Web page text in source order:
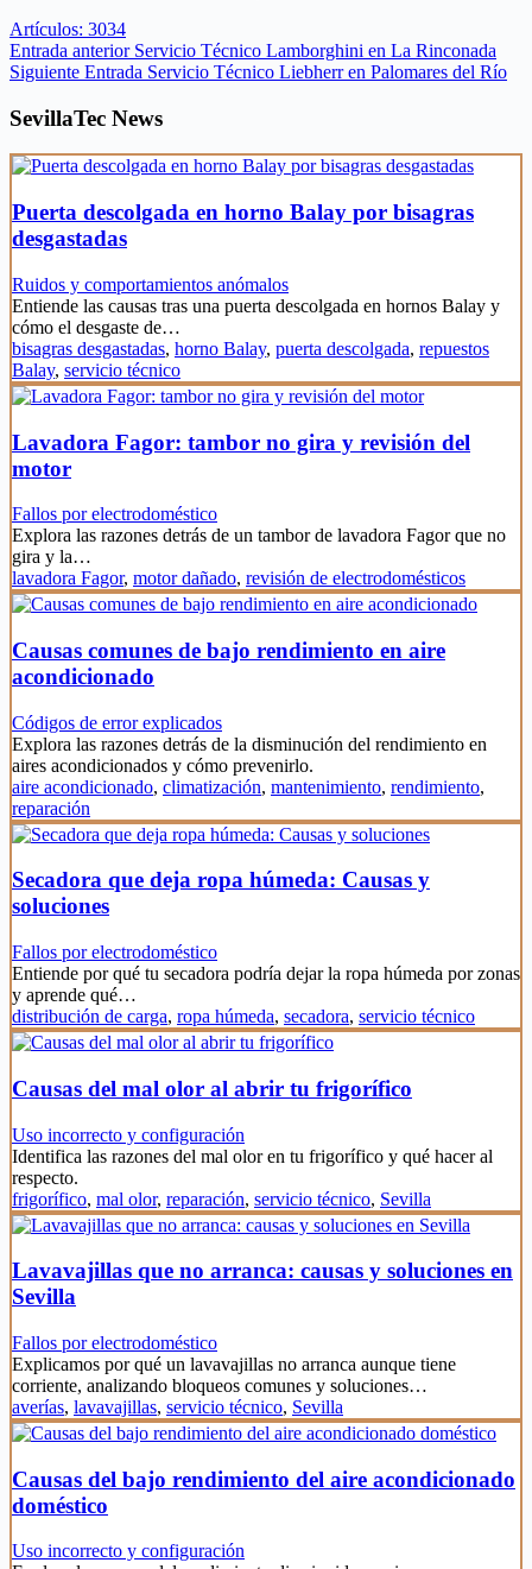
Artículos: 3034
Entrada anterior Servicio Técnico Lamborghini en La Rinconada
Siguiente Entrada Servicio Técnico Liebherr en Palomares del Río
SevillaTec News
Puerta descolgada en horno Balay por bisagras
desgastadas
Ruidos y comportamientos anómalos
Entiende las causas tras una puerta descolgada en hornos Balay y
cómo el desgaste de…
bisagras desgastadas, horno Balay, puerta descolgada, repuestos
Balay, servicio técnico
Lavadora Fagor: tambor no gira y revisión del
motor
Fallos por electrodoméstico
Explora las razones detrás de un tambor de lavadora Fagor que no
gira y la…
lavadora Fagor, motor dañado, revisión de electrodomésticos
Causas comunes de bajo rendimiento en aire
acondicionado
Códigos de error explicados
Explora las razones detrás de la disminución del rendimiento en
aires acondicionados y cómo prevenirlo.
aire acondicionado, climatización, mantenimiento, rendimiento,
reparación
Secadora que deja ropa húmeda: Causas y
soluciones
Fallos por electrodoméstico
Entiende por qué tu secadora podría dejar la ropa húmeda por zonas
y aprende qué…
distribución de carga, ropa húmeda, secadora, servicio técnico
Causas del mal olor al abrir tu frigorífico
Uso incorrecto y configuración
Identifica las razones del mal olor en tu frigorífico y qué hacer al
respecto.
frigorífico, mal olor, reparación, servicio técnico, Sevilla
Lavavajillas que no arranca: causas y soluciones en
Sevilla
Fallos por electrodoméstico
Explicamos por qué un lavavajillas no arranca aunque tiene
corriente, analizando bloqueos comunes y soluciones…
averías, lavavajillas, servicio técnico, Sevilla
Causas del bajo rendimiento del aire acondicionado
doméstico
Uso incorrecto y configuración